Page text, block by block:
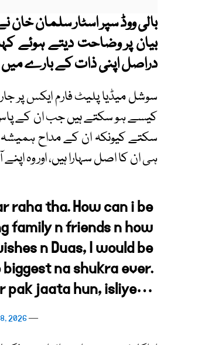
بالی ووڈ سپر اسٹار سلمان خان
بیان پر وضاحت دیتے ہوئے
دراصل اپنی ذات کے بارے میں
سوشل میڈیا پلیٹ فارم ایکس پر
کیسے ہو سکتے ہیں جب ان کے پاس
سکتے کیونکہ ان کے مداح ہمیشہ
ہی ان کا اصل سہارا ہیں، اور وہ
raha tha. How can i be
family n friends n how
n Duas, I would be
na shukra ever.
pak jaata hun, isliye…
— Salman Khan (@BeingSalmanKhan)
2026